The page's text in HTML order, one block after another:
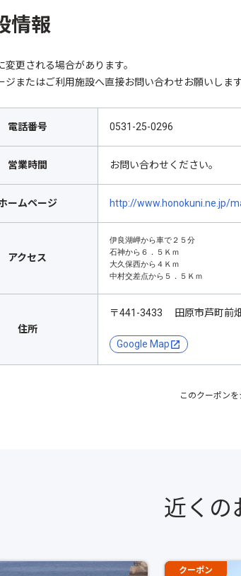
情報
変更される場合があります。
ジまたはご利用施設へ直接お問い合わせお願いします
電話番号 0531-25-0296
営業時間 お問い合わせください。
ームページ http://www.honokuni.ne.jp/
アクセス
伊良湖岬から車で２５分
石神から６．５Ｋｍ
大久保西から４Ｋｍ
中村交差点から５．５Ｋｍ
住所
〒441-3433 田原市芦町前
Google Map
このクーポンを
近くの
クーポン